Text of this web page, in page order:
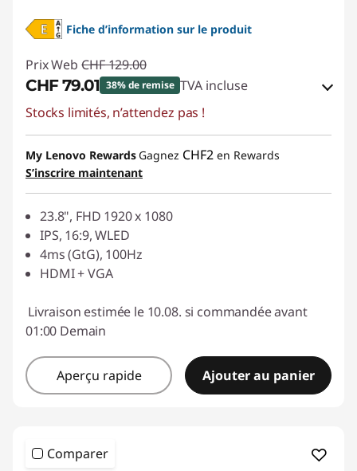
Fiche d’information sur le produit
Prix Web CHF 129.00
CHF 79.01 38% de remise TVA incluse
Bons de réduction en ligne :
Code de réduction :SALES
Stocks limités, n’attendez pas !
My Lenovo Rewards Gagnez CHF2 en Rewards
S’inscrire maintenant
23.8", FHD 1920 x 1080
IPS, 16:9, WLED
4ms (GtG), 100Hz
HDMI + VGA
Livraison estimée le 10.08. si commandée avant
01:00 Demain
Aperçu rapide Ajouter au panier
Comparer